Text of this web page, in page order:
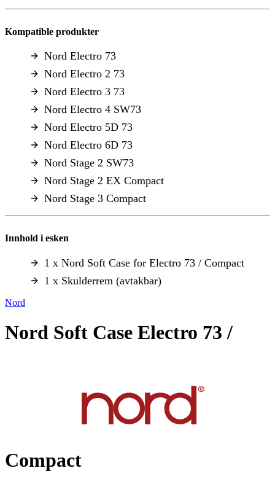
Kompatible produkter
Nord Electro 73
Nord Electro 2 73
Nord Electro 3 73
Nord Electro 4 SW73
Nord Electro 5D 73
Nord Electro 6D 73
Nord Stage 2 SW73
Nord Stage 2 EX Compact
Nord Stage 3 Compact
Innhold i esken
1 x Nord Soft Case for Electro 73 / Compact
1 x Skulderrem (avtakbar)
Nord
Nord Soft Case Electro 73 /
Compact